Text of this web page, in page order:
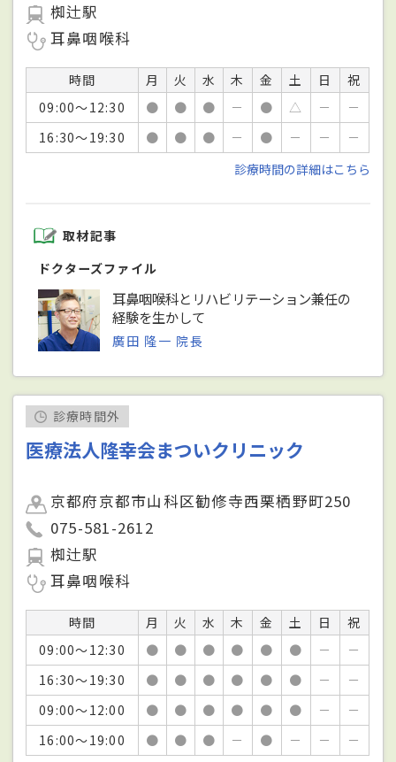
椥辻駅
耳鼻咽喉科
時間 月 火 水 木 金 土 日
祝
09:00～12:30
● ● ● － ● △ －
－
16:30～19:30
● ● ● － ● － －
－
診療時間の詳細はこちら
取材記事
ドクターズファイル
耳鼻咽喉科とリハビリテーション兼任の
経験を生かして
廣田 隆一 院長
診療時間外
医療法人隆幸会まついクリニック
京都府京都市山科区勧修寺西栗栖野町250
075-581-2612
椥辻駅
耳鼻咽喉科
時間 月 火 水 木 金 土 日
祝
09:00～12:30
● ● ● ● ● ● －
－
16:30～19:30
● ● ● ● ● ● －
－
09:00～12:00
● ● ● ● ● ● －
－
16:00～19:00
● ● ● － ● － － －